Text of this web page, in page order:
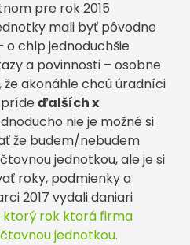
pre rok 2015
mali byť pôvodne
o chlp jednoduchšie
a povinnosti – osobne
akonáhle chcú úradníci
príde ďalších x
nie je možné si
že budem/nebudem
jednotkou, ale je si
roky, podmienky a
2017 vydali daniari
ktorý rok ktorá firma
jednotkou.